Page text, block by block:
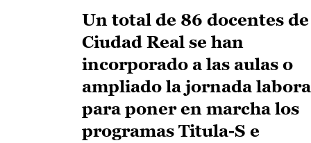
Un total de 86 docentes de
Ciudad Real se han
incorporado a las aulas o
ampliado la jornada
para poner en marcha los
programas Titula-S e